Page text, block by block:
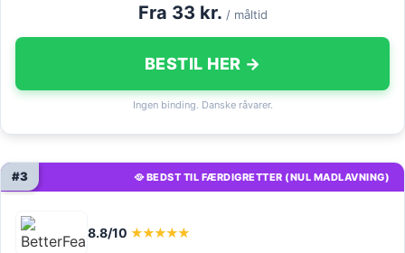
Fra 33 kr. / måltid
BESTIL HER →
Ingen binding. Danske råvarer.
🥘 BEDST TIL FÆRDIGRETTER (NUL MADLAVNING)
#3
8.8/10 ★★★★★